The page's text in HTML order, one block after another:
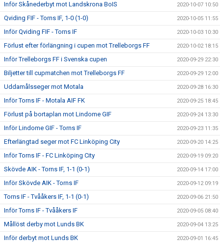
Inför Skånederbyt mot Landskrona BoIS 2020-10-07 10:50
Qviding FIF - Torns IF, 1-0 (1-0) 2020-10-05 11:55
Inför Qviding FIF - Torns IF 2020-10-03 10:30
Förlust efter förlängning i cupen mot Trelleborgs FF 2020-10-02 18:15
Inför Trelleborgs FF i Svenska cupen 2020-09-29 22:30
Biljetter till cupmatchen mot Trelleborgs FF 2020-09-29 12:00
Uddamålsseger mot Motala 2020-09-28 16:30
Inför Torns IF - Motala AIF FK 2020-09-25 18:45
Förlust på bortaplan mot Lindome GIF 2020-09-24 13:30
Inför Lindome GIF - Torns IF 2020-09-23 11:35
Efterlängtad seger mot FC Linköping City 2020-09-20 14:25
Inför Torns IF - FC Linköping City 2020-09-19 09:20
Skövde AIK - Torns IF, 1-1 (0-1) 2020-09-14 17:00
Inför Skövde AIK - Torns IF 2020-09-12 09:19
Torns IF - Tvååkers IF, 1-1 (0-1) 2020-09-06 21:50
Inför Torns IF - Tvååkers IF 2020-09-05 08:40
Mållöst derby mot Lunds BK 2020-09-04 13:25
Inför derbyt mot Lunds BK 2020-09-01 16:45